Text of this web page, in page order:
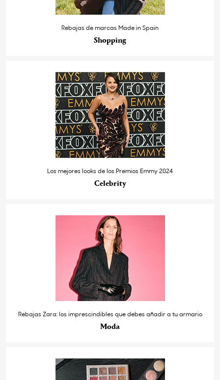
Rebajas de marcas Made in Spain
Shopping
Los mejores looks de los Premios Emmy 2024
Celebrity
Rebajas Zara: los imprescindibles que debes añadir a tu armario
Moda